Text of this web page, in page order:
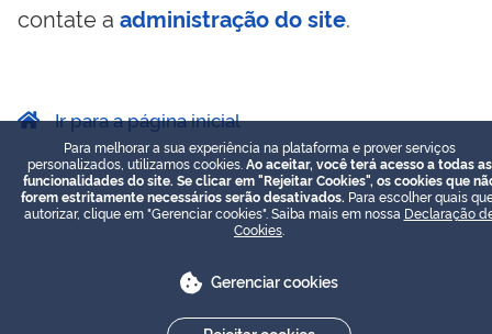
contate a administração do site.
Ir para a página inicial
Para melhorar a sua experiência na plataforma e prover serviços
personalizados, utilizamos cookies. Ao aceitar, você terá acesso a todas as
funcionalidades do site. Se clicar em "Rejeitar Cookies", os cookies que
forem estritamente necessários serão desativados. Para escolher quais
autorizar, clique em "Gerenciar cookies". Saiba mais em nossa Declaração
Cookies
Gerenciar cookies